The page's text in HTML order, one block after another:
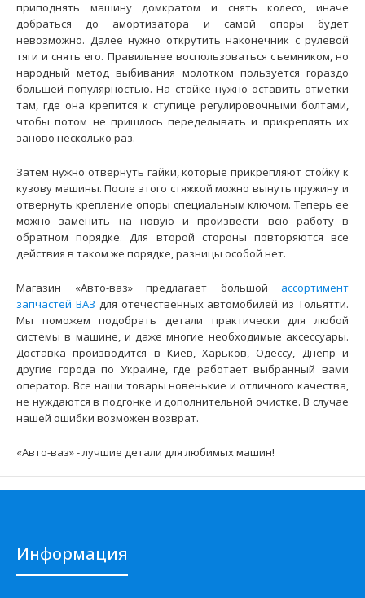
Опоры стоек SS20 Master ВАЗ-1118 (комплект 2 шт.)
1820 грн.
Применение на автомобилях семейства ВАЗ-1117, 1118,
1119 "Lada Kalina" и их модификаций. ..
Опоры стоек SS20 Master ВАЗ-2170 (комплект 2 шт.)
1766 грн.
2172 "Lada Priora" и их модификаций. ..
приподнять машину домкратом и снять колесо, иначе
добраться до амортизатора и самой опоры будет
невозможно. Далее нужно открутить наконечник с рулевой
тяги и снять его. Правильнее воспользоваться съемником, но
народный метод выбивания молотком пользуется гораздо
большей популярностью. На стойке нужно оставить отметки
там, где она крепится к ступице регулировочными болтами,
чтобы потом не пришлось переделывать и прикреплять их
заново несколько раз.
Затем нужно отвернуть гайки, которые прикрепляют стойку к
кузову машины. После этого стяжкой можно вынуть пружину и
отвернуть крепление опоры специальным ключом. Теперь ее
можно заменить на новую и произвести всю работу в
обратном порядке. Для второй стороны повторяются все
действия в таком же порядке, разницы особой нет.
Магазин «Авто-ваз» предлагает большой ассортимент
запчастей ВАЗ для отечественных автомобилей из Тольятти.
Мы поможем подобрать детали практически для любой
системы в машине, и даже многие необходимые аксессуары.
Доставка производится в Киев, Харьков, Одессу, Днепр и
другие города по Украине, где работает выбранный вами
оператор. Все наши товары новенькие и отличного качества,
не нуждаются в подгонке и дополнительной очистке. В случае
нашей ошибки возможен возврат.
«Авто-ваз» - лучшие детали для любимых машин!
Информация